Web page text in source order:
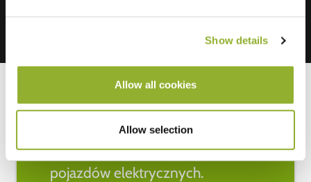
Show details
Allow all cookies
Allow selection
Bądź na bieżąco z najnowszymi
wiadomościami na temat
pojazdów elektrycznych.